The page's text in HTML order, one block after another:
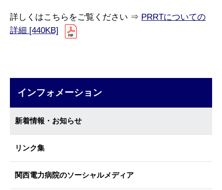
詳しくはこちらをご覧ください ⇒ PRRTについての
詳細 [440KB]
インフォメーション
新着情報・お知らせ
リンク集
関西電力病院のソーシャルメディア